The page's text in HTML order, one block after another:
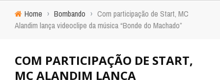
Home › Bombando › Com participação de Start, MC
Alandim lança videoclipe da música “Bonde do Machado”
COM PARTICIPAÇÃO DE START,
MC ALANDIM LANÇA